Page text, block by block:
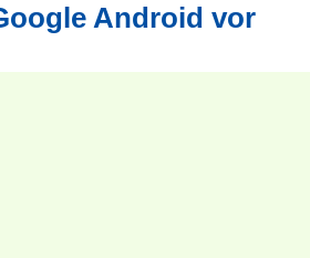
Android vor